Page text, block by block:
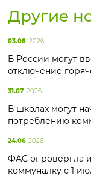
Другие
03.08 2026
В России могут
отключение
31.07 2026
В школах могут
потреблению
24.06 2026
ФАС опровергла
коммуналку с 1